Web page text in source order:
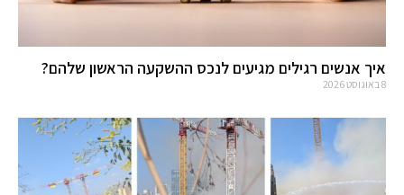
איך אנשים רגילים מגיעים לנכס ההשקעה הראשון שלהם?
8 באוגוסט 2026